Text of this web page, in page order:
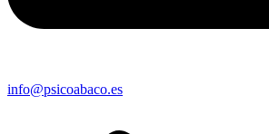
info@psicoabaco.es